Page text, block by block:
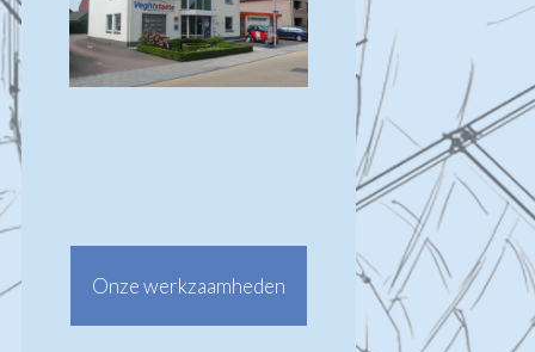
Onze werkzaamheden